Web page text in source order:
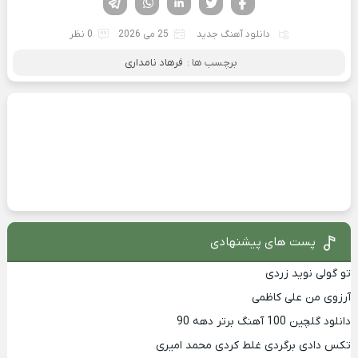
دانلود آهنگ جدید 25 می 2026 0 نظر
برچسب ها : فرهاد نامداری
پست های پیشنهادی
تو گولی نوید زردی
آرزوی من علی کاظمی
دانلود گلچین 100 آهنگ برتر دهه 90
تکس دادی برگردی غلط کردی محمد امیری